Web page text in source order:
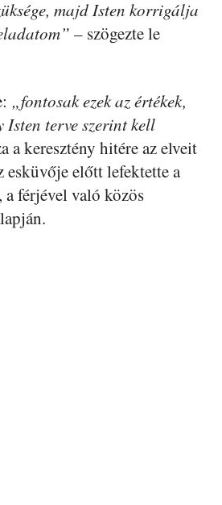
majd Isten korrigálja
– szögezte le
„fontosak ezek az értékek,
Isten terve szerint kell
a keresztény hitére az elveit
esküvője előtt lefektette a
a férjével való közös